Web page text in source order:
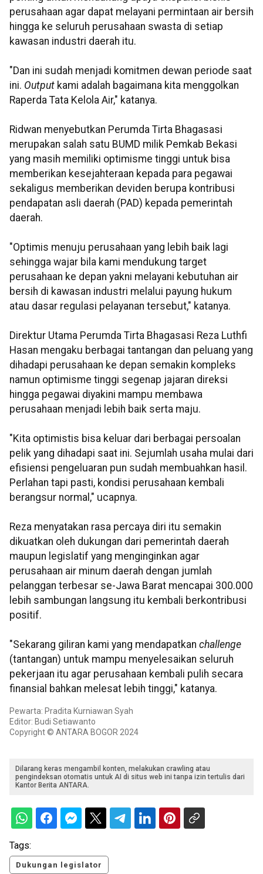
perusahaan agar dapat melayani permintaan air bersih
hingga ke seluruh perusahaan swasta di setiap
kawasan industri daerah itu.
"Dan ini sudah menjadi komitmen dewan periode saat
ini. Output kami adalah bagaimana kita menggolkan
Raperda Tata Kelola Air," katanya.
Ridwan menyebutkan Perumda Tirta Bhagasasi
merupakan salah satu BUMD milik Pemkab Bekasi
yang masih memiliki optimisme tinggi untuk bisa
memberikan kesejahteraan kepada para pegawai
sekaligus memberikan deviden berupa kontribusi
pendapatan asli daerah (PAD) kepada pemerintah
daerah.
"Optimis menuju perusahaan yang lebih baik lagi
sehingga wajar bila kami mendukung target
perusahaan ke depan yakni melayani kebutuhan air
bersih di kawasan industri melalui payung hukum
atau dasar regulasi pelayanan tersebut," katanya.
Direktur Utama Perumda Tirta Bhagasasi Reza Luthfi
Hasan mengaku berbagai tantangan dan peluang yang
dihadapi perusahaan ke depan semakin kompleks
namun optimisme tinggi segenap jajaran direksi
hingga pegawai diyakini mampu membawa
perusahaan menjadi lebih baik serta maju.
"Kita optimistis bisa keluar dari berbagai persoalan
pelik yang dihadapi saat ini. Sejumlah usaha mulai dari
efisiensi pengeluaran pun sudah membuahkan hasil.
Perlahan tapi pasti, kondisi perusahaan kembali
berangsur normal," ucapnya.
Reza menyatakan rasa percaya diri itu semakin
dikuatkan oleh dukungan dari pemerintah daerah
maupun legislatif yang menginginkan agar
perusahaan air minum daerah dengan jumlah
pelanggan terbesar se-Jawa Barat mencapai 300.000
lebih sambungan langsung itu kembali berkontribusi
positif.
"Sekarang giliran kami yang mendapatkan challenge
(tantangan) untuk mampu menyelesaikan seluruh
pekerjaan itu agar perusahaan kembali pulih secara
finansial bahkan melesat lebih tinggi," katanya.
Pewarta: Pradita Kurniawan Syah
Editor: Budi Setiawanto
Copyright © ANTARA BOGOR 2024
Dilarang keras mengambil konten, melakukan crawling atau
pengindeksan otomatis untuk AI di situs web ini tanpa izin tertulis dari
Kantor Berita ANTARA.
Tags:
Dukungan legislator